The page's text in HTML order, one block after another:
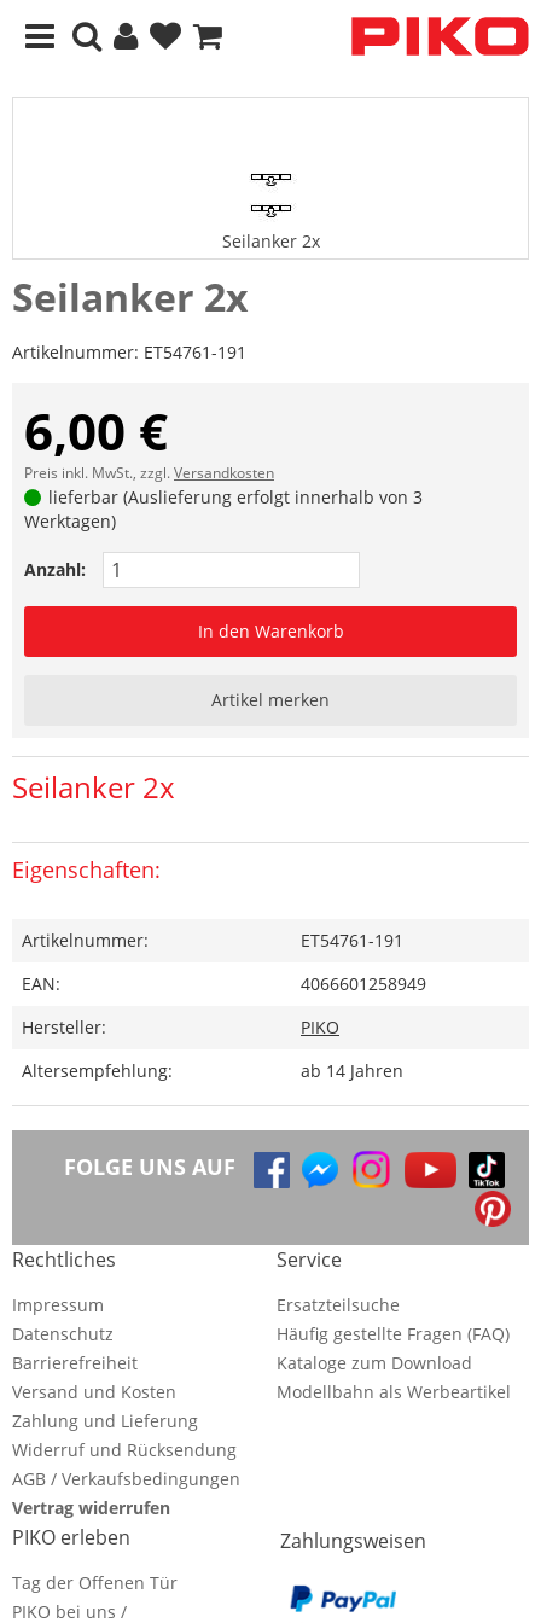
Seilanker 2x
Seilanker 2x
Artikelnummer: ET54761-191
6,00 €
Preis inkl. MwSt., zzgl.Versandkosten
lieferbar (Auslieferung erfolgt innerhalb von 3
Werktagen)
Anzahl:
In den Warenkorb
Artikel merken
Seilanker 2x
Eigenschaften:
Artikelnummer:
ET54761-191
EAN:
4066601258949
Hersteller:
PIKO
Altersempfehlung:
ab 14 Jahren
FOLGE UNS AUF
Rechtliches
Impressum
Datenschutz
Barrierefreiheit
Versand und Kosten
Zahlung und Lieferung
Widerruf und Rücksendung
AGB / Verkaufsbedingungen
Vertrag widerrufen
Service
Ersatzteilsuche
Häufig gestellte Fragen (FAQ)
Kataloge zum Download
Modellbahn als Werbeartikel
PIKO erleben
Tag der Offenen Tür
PIKO bei uns /
Zahlungsweisen